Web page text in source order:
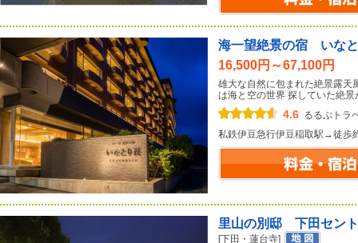
海一望絶景の宿 いな
16,500円～67,100円
雄大な自然に包まれた絶景露天
は海と空の世界 探していた絶
4.6 るるぶトラ
私鉄伊豆急行伊豆稲取駅→徒歩
里山の別邸 下田セン
[下田・蓮台寺]